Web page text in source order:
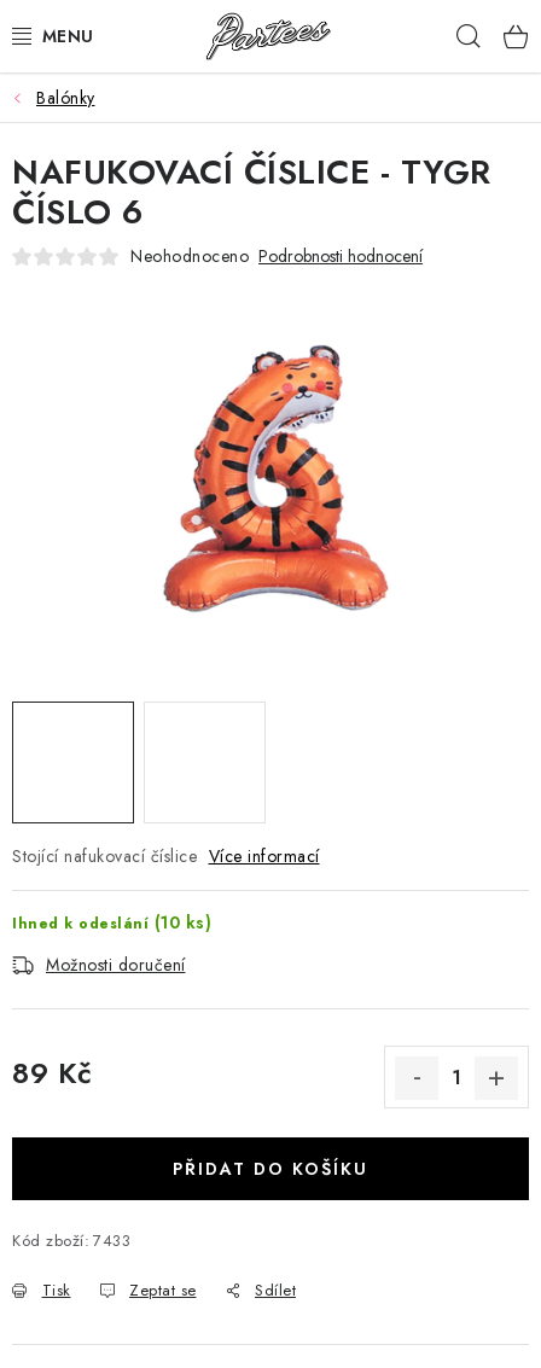
na
ROZLUČKA
NAROZENINY
NA MÍRU
Moje objednávka
Výměna / vrácení zboží
Hodnocení obchodu
Potisk textilu
Obchodní podmínky
Balónky
Stojící nafukovací číslice Více informací
Ihned k odeslání (10 ks)
Možnosti doručení
89 Kč
PŘIDAT DO KOŠÍKU
Kód zboží: 7433
Tisk Zeptat se Sdílet
NAFUKOVACÍ ČÍSLICE - TYGR
ČÍSLO 6
Neohodnoceno Podrobnosti hodnocení